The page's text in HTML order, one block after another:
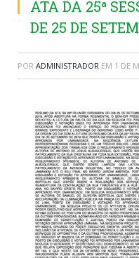
ATA DA 25ª
DE 25 DE
POR ADMINISTRADOR EM 1 DE